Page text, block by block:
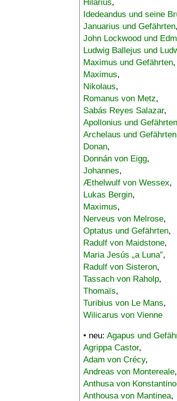
Hilarius,
Idedeandus und seine
Januarius und Gefährten,
John Lockwood und
Ludwig Ballejus und
Maximus und Gefährten,
Maximus,
Nikolaus,
Romanus von Metz,
Sabás Reyes Salazar,
Apollonius und Gefährten
Archelaus und Gefährten
Donan,
Donnán von Eigg,
Johannes,
Æthelwulf von Wessex,
Lukas Bergin,
Maximus,
Nerveus von Melrose,
Optatus und Gefährten,
Radulf von Maidstone,
Maria Jesús „a Luna”,
Radulf von Sisteron,
Tassach von Raholp,
Thomaïs,
Turibius von Le Mans,
Wilicarus von Vienne
• neu: Agapus und
Agrippa Castor,
Adam von Crécy,
Andreas von Montereale,
Anthusa von
Anthousa von Mantinea,